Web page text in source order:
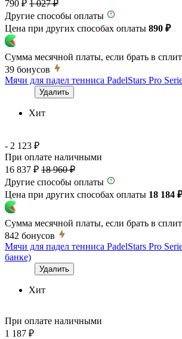
790 ₽ 1 027 ₽
Другие способы оплаты
Цена при других способах оплаты 890 ₽
Сумма месячной платы, если брать в
39 бонусов
Мячи для падел тенниса PadelStars Pro
Удалить
Хит
- 2 123 ₽
При оплате наличными
16 837 ₽ 18 960 ₽
Другие способы оплаты
Цена при других способах оплаты 18 184 ₽
Сумма месячной платы, если брать в
842 бонусов
Мячи для падел тенниса PadelStars Pro
банке)
Удалить
Хит
При оплате наличными
1 187 ₽